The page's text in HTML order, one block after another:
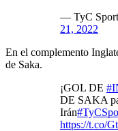
— TyC
21, 2022
En el complemento
de Saka.
¡GOL DE
DE SAKA
Irán
https://t.co/